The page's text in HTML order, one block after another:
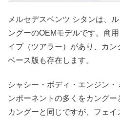
メルセデスベンツ シタンは、
ングーのOEMモデルです。商
イプ（ツアラー）があり、カ
ベース版も存在します。
シャシー・ボディ・エンジン
ンポーネントの多くをカング
カングーと同じですが、フェ